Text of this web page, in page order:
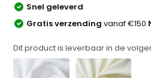
Snel geleverd
Gratis verzendingvanaf €150
Dit product is leverbaar in de